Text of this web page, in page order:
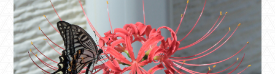
ブログ
過去のブログ